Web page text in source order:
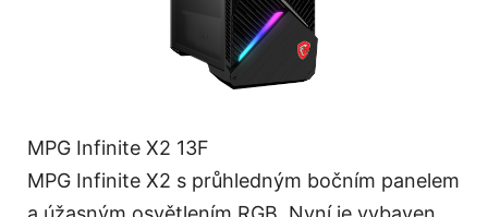
MPG Infinite X2 13F
MPG Infinite X2 s průhledným bočním panelem